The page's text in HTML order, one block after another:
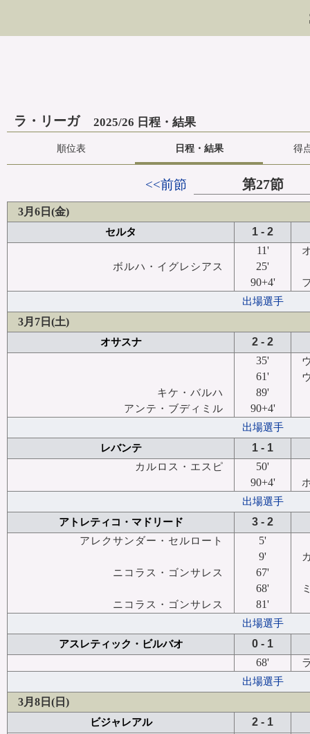
ラ・リーガ 2025/26 日程・結果
順位表 日程・結果 得
<<前節 第27節
3月6日(金)
セルタ
1 - 2
11'
ボルハ・イグレシアス
25'
90+4'
出場選手
3月7日(土)
オサスナ
2 - 2
35'
61'
キケ・バルハ
89'
アンテ・ブディミル 90+4'
出場選手
レバンテ
1 - 1
カルロス・エスピ
50'
90+4'
出場選手
アトレティコ・マドリード
3 - 2
アレクサンダー・セルロート
5'
9'
ニコラス・ゴンサレス
67'
68'
ニコラス・ゴンサレス
81'
出場選手
アスレティック・ビルバオ
0 - 1
68'
出場選手
3月8日(日)
ビジャレアル 2 - 1